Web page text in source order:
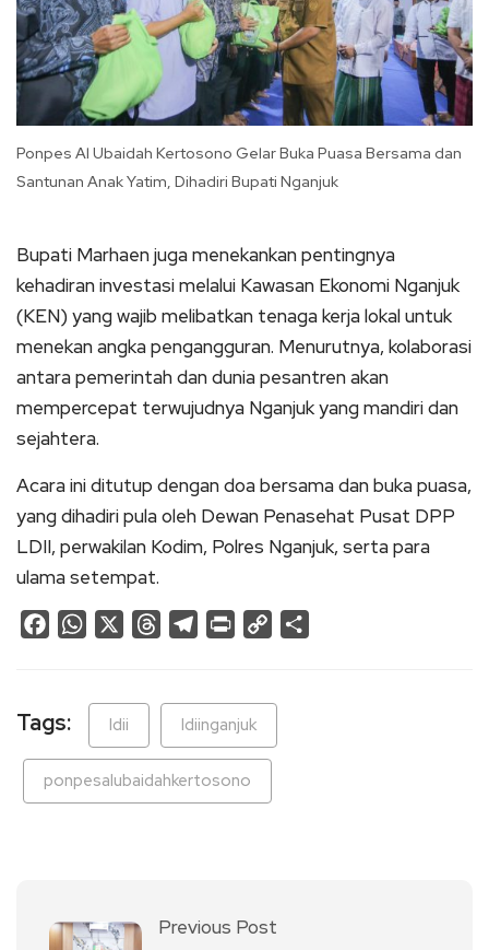
Ponpes Al Ubaidah Kertosono Gelar Buka Puasa Bersama dan
Santunan Anak Yatim, Dihadiri Bupati Nganjuk
Bupati Marhaen juga menekankan pentingnya
kehadiran investasi melalui Kawasan Ekonomi Nganjuk
(KEN) yang wajib melibatkan tenaga kerja lokal untuk
menekan angka pengangguran. Menurutnya, kolaborasi
antara pemerintah dan dunia pesantren akan
mempercepat terwujudnya Nganjuk yang mandiri dan
sejahtera.
Acara ini ditutup dengan doa bersama dan buka puasa,
yang dihadiri pula oleh Dewan Penasehat Pusat DPP
LDII, perwakilan Kodim, Polres Nganjuk, serta para
ulama setempat.
FacebookWhatsApp ThreadsTelegram
Print
Copy
Tags: ldii ldiinganjuk
ponpesalubaidahkertosono
Previous Post